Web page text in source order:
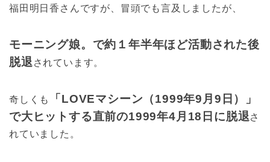
福田明日香さんですが、冒頭でも言及しましたが、
モーニング娘。で約１年半年ほど活動された後
脱退 されています。
奇しくも
「LOVEマシーン（1999年9月9日）」
で大ヒットする直前の1999年4月18日に脱退さ
れていました。